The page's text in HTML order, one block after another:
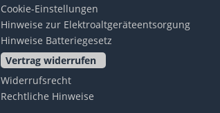
Cookie-Einstellungen
Hinweise zur Elektroaltgeräteentsorgung
Hinweise Batteriegesetz
Vertrag widerrufen
Widerrufsrecht
Rechtliche Hinweise